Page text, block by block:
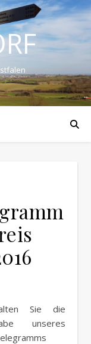
Sie die
unseres